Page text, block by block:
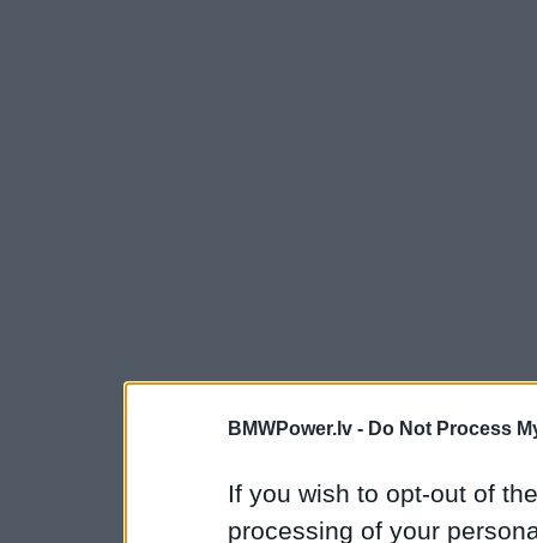
BMWPower.lv - Do Not Process
If you wish to opt-out of
processing of your